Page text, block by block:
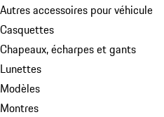
Autres accessoires pour véhicule
Casquettes
Chapeaux, écharpes et gants
Lunettes
Modèles
Montres